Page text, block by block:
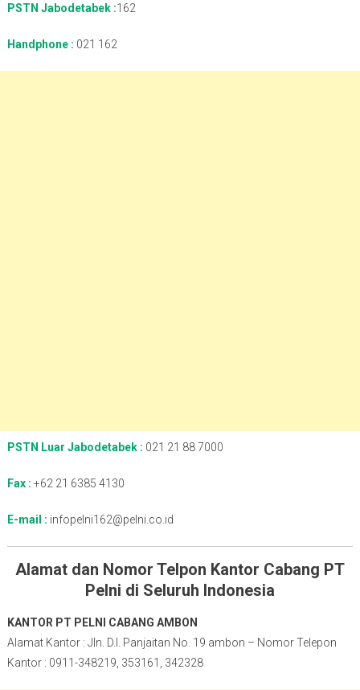
PSTN Jabodetabek :162
Handphone : 021 162
PSTN Luar Jabodetabek : 021 21 88 7000
Fax : +62 21 6385 4130
E-mail : infopelni162@pelni.co.id
Alamat dan Nomor Telpon Kantor Cabang PT
Pelni di Seluruh Indonesia
KANTOR PT PELNI CABANG AMBON
Alamat Kantor : Jln. D.I. Panjaitan No. 19 ambon – Nomor Telepon
Kantor : 0911-348219, 353161, 342328